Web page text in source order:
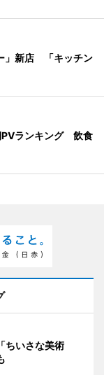
」新店 「キッチン
PVランキング 飲食
ちいさな美術